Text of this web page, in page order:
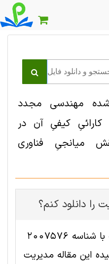
شده مهندسی مجدد
کیفیِ آن در
میانجیِ فناوری
را دانلود کنم؟
فایل انگلیسی این مقاله با شناسه 2007576
این مقاله مديريت